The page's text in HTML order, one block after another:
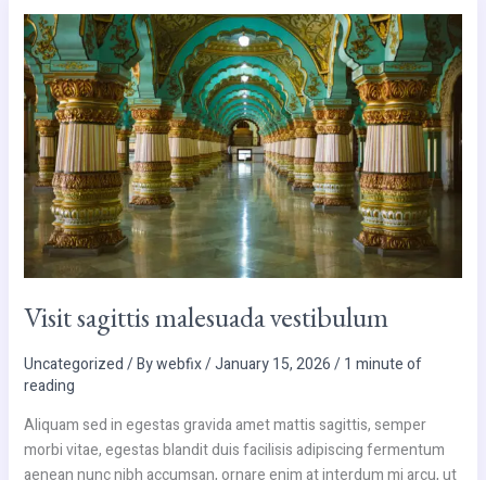
Visit sagittis malesuada vestibulum
Uncategorized/ Bywebfix/January 15, 2026/1 minute of
reading
Aliquam sed in egestas gravida amet mattis sagittis, semper
morbi vitae, egestas blandit duis facilisis adipiscing fermentum
aenean nunc nibh accumsan, ornare enim at interdum mi arcu, ut
sagittis
malesuada
vestibulum